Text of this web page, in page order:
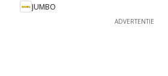
JUMBO
ADVERTENTIE